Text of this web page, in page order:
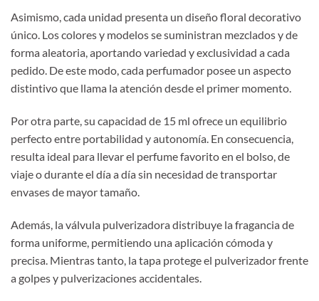
Asimismo, cada unidad presenta un diseño floral decorativo
único. Los colores y modelos se suministran mezclados y de
forma aleatoria, aportando variedad y exclusividad a cada
pedido. De este modo, cada perfumador posee un aspecto
distintivo que llama la atención desde el primer momento.
Por otra parte, su capacidad de 15 ml ofrece un equilibrio
perfecto entre portabilidad y autonomía. En consecuencia,
resulta ideal para llevar el perfume favorito en el bolso, de
viaje o durante el día a día sin necesidad de transportar
envases de mayor tamaño.
Además, la válvula pulverizadora distribuye la fragancia de
forma uniforme, permitiendo una aplicación cómoda y
precisa. Mientras tanto, la tapa protege el pulverizador frente
a golpes y pulverizaciones accidentales.